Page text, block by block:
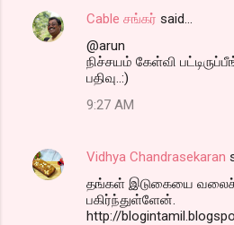
Cable சங்கர் said…
@arun
நிச்சயம் கேள்வி
பதிவு..:)
9:27 AM
Vidhya Chandrasekaran
தங்கள் இடுகையை
பகிர்ந்துள்ளேன்.
http://